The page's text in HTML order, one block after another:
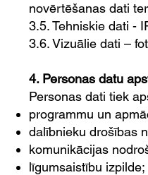
novērtēšanas dati
3.5. Tehniskie dati -
3.6. Vizuālie dati –
4. Personas datu
Personas dati tiek
programmu un
dalībnieku drošības
komunikācijas
līgumsaistību izpilde;